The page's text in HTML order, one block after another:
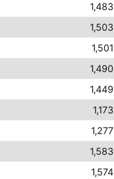
1,483
1,503
1,501
1,490
1,449
1,173
1,277
1,583
1,574